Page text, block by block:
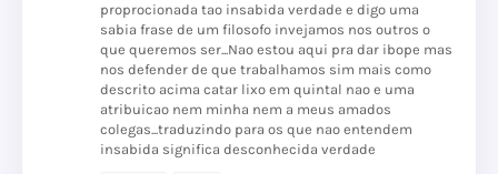
proprocionada tao insabida verdade e digo uma
sabia frase de um filosofo invejamos nos outros o
que queremos ser...Nao estou aqui pra dar ibope mas
nos defender de que trabalhamos sim mais como
descrito acima catar lixo em quintal nao e uma
atribuicao nem minha nem a meus amados
colegas...traduzindo para os que nao entendem
insabida significa desconhecida verdade